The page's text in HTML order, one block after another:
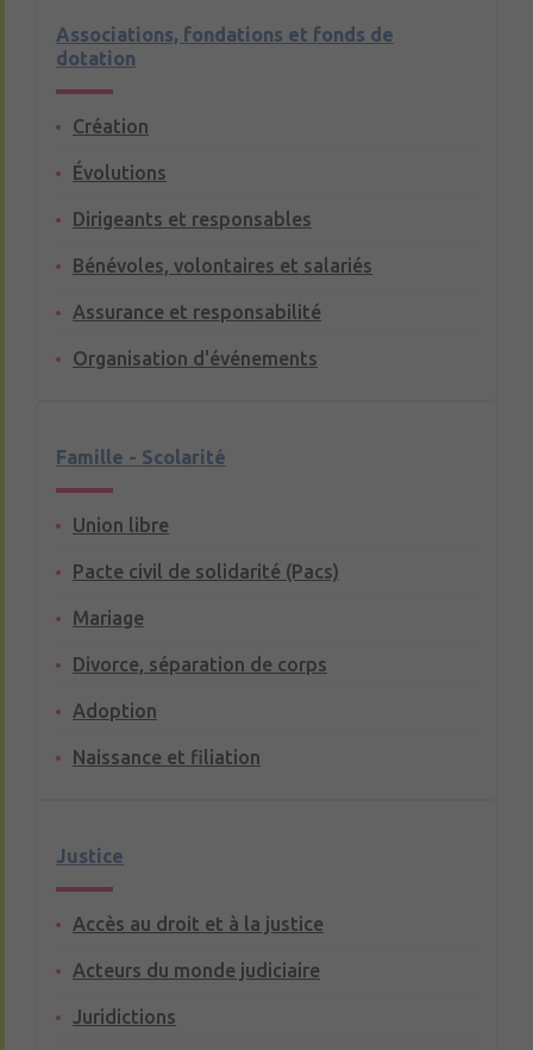
Associations, fondations et fonds de
dotation
Création
Évolutions
Dirigeants et responsables
Bénévoles, volontaires et salariés
Assurance et responsabilité
Organisation d'événements
Famille - Scolarité
Union libre
Pacte civil de solidarité (Pacs)
Mariage
Divorce, séparation de corps
Adoption
Naissance et filiation
Justice
Accès au droit et à la justice
Acteurs du monde judiciaire
Juridictions